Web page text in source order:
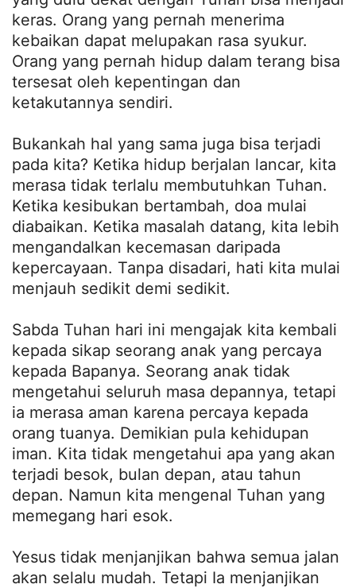
keras. Orang yang pernah menerima
kebaikan dapat melupakan rasa syukur.
Orang yang pernah hidup dalam terang bisa
tersesat oleh kepentingan dan
ketakutannya sendiri.
Bukankah hal yang sama juga bisa terjadi
pada kita? Ketika hidup berjalan lancar, kita
merasa tidak terlalu membutuhkan Tuhan.
Ketika kesibukan bertambah, doa mulai
diabaikan. Ketika masalah datang, kita lebih
mengandalkan kecemasan daripada
kepercayaan. Tanpa disadari, hati kita mulai
menjauh sedikit demi sedikit.
Sabda Tuhan hari ini mengajak kita kembali
kepada sikap seorang anak yang percaya
kepada Bapanya. Seorang anak tidak
mengetahui seluruh masa depannya, tetapi
ia merasa aman karena percaya kepada
orang tuanya. Demikian pula kehidupan
iman. Kita tidak mengetahui apa yang akan
terjadi besok, bulan depan, atau tahun
depan. Namun kita mengenal Tuhan yang
memegang hari esok.
Yesus tidak menjanjikan bahwa semua jalan
akan selalu mudah. Tetapi Ia menjanjikan